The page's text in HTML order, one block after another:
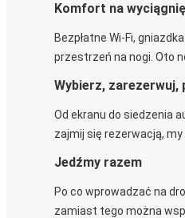
Komfort na
Bezpłatne Wi-Fi,
przestrzeń na nogi. Oto
Wybierz, zarezerwuj,
Od ekranu do siedzenia
zajmij się rezerwacją,
Jedźmy razem
Po co wprowadzać na
zamiast tego można